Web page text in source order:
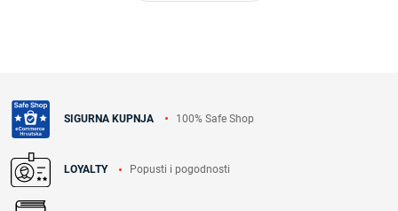
SIGURNA KUPNJA 100% Safe Shop
LOYALTY Popusti i pogodnosti